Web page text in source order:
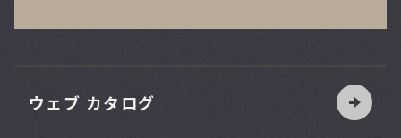
ウェブ カタログ